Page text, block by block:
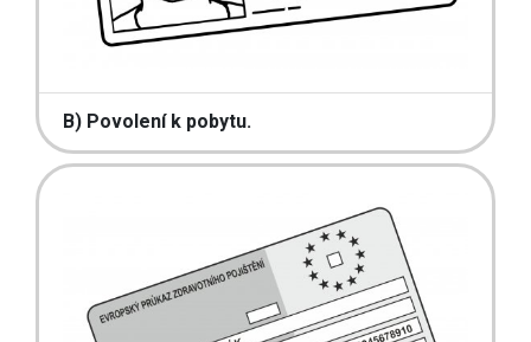
B) Povolení k pobytu.